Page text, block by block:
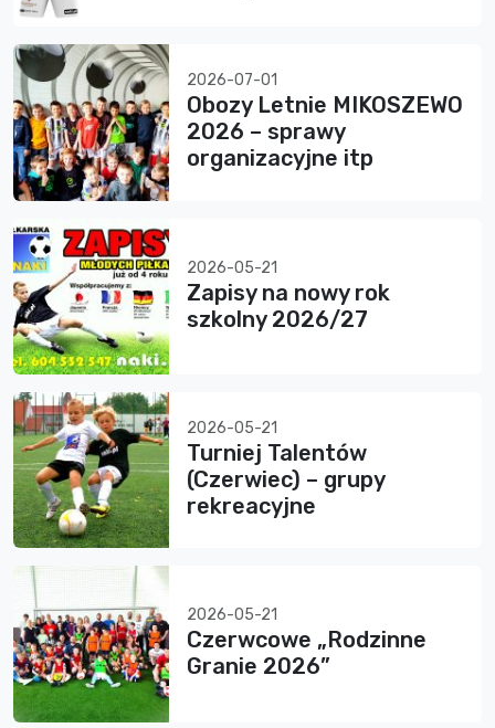
2026-07-01
Obozy Letnie MIKOSZEWO
2026 – sprawy
organizacyjne itp
2026-05-21
Zapisy na nowy rok
szkolny 2026/27
2026-05-21
Turniej Talentów
(Czerwiec) – grupy
rekreacyjne
2026-05-21
Czerwcowe „Rodzinne
Granie 2026”